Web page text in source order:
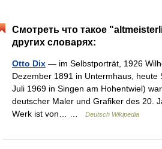
Смотреть что такое
других словарях:
Otto Dix — im Selbstporträt, 1926
Dezember 1891 in Untermhaus, heute
Juli 1969 in Singen am Hohentwiel)
deutscher Maler und Grafiker des 20.
Werk ist von… …
Deutsch Wikipedia